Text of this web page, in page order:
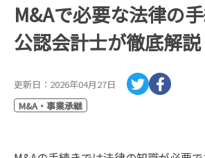
M&Aで必要な法律の
公認会計士が徹底解説
更新日： 2026年04月27日
M&A・事業承継